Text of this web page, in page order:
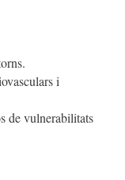
i
de vulnerabilitats